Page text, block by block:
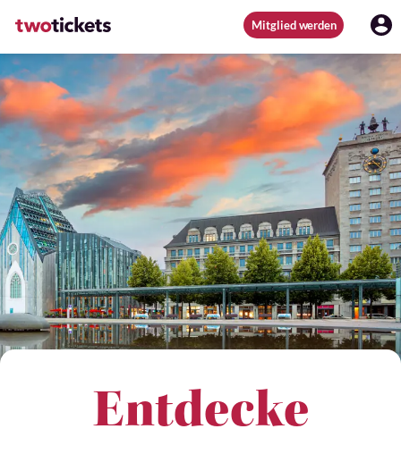
Mitglied werden
Entdecke